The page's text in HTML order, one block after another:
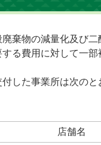
棄物の減量化及び二
る費用に対して一部
した事業所は次のと
店舗名